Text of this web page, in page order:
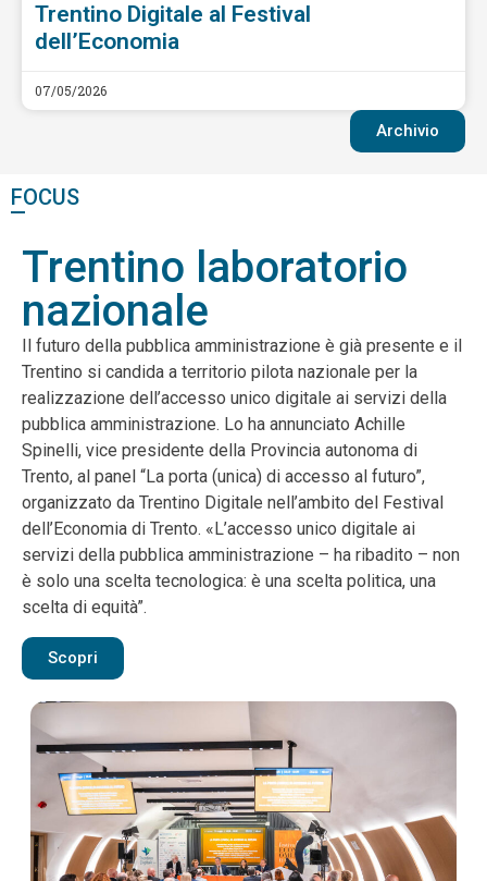
Trentino Digitale al Festival
dell’Economia
07/05/2026
Archivio
FOCUS
Trentino laboratorio
nazionale
Il futuro della pubblica amministrazione è già presente e il
Trentino si candida a territorio pilota nazionale per la
realizzazione dell’accesso unico digitale ai servizi della
pubblica amministrazione. Lo ha annunciato Achille
Spinelli, vice presidente della Provincia autonoma di
Trento, al panel “La porta (unica) di accesso al futuro”,
organizzato da Trentino Digitale nell’ambito del Festival
dell’Economia di Trento. «L’accesso unico digitale ai
servizi della pubblica amministrazione – ha ribadito – non
è solo una scelta tecnologica: è una scelta politica, una
scelta di equità”.
Scopri